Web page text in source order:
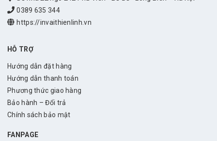
0389 635 344
https://invaithienlinh.vn
HỖ TRỢ
Hướng dẫn đặt hàng
Hướng dẫn thanh toán
Phương thức giao hàng
Bảo hành – Đổi trả
Chính sách bảo mật
FANPAGE